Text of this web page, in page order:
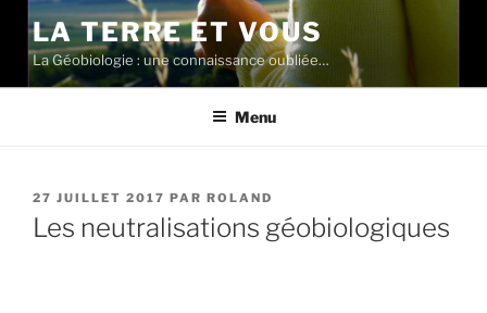
Aller
contenu
principal
LA TERRE ET VOUS
La Géobiologie : une connaissance oubliée…
Menu
PUBLIÉ
LE
27 JUILLET 2017 PAR ROLAND
Les neutralisations géobiologiques